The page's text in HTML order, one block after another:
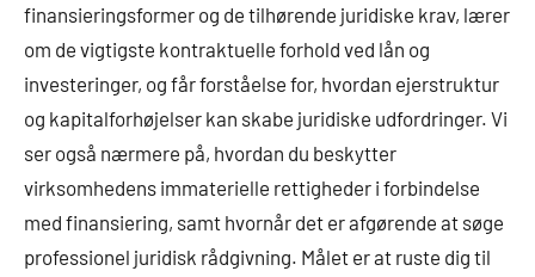
finansieringsformer og de tilhørende juridiske krav, lærer
om de vigtigste kontraktuelle forhold ved lån og
investeringer, og får forståelse for, hvordan ejerstruktur
og kapitalforhøjelser kan skabe juridiske udfordringer. Vi
ser også nærmere på, hvordan du beskytter
virksomhedens immaterielle rettigheder i forbindelse
med finansiering, samt hvornår det er afgørende at søge
professionel juridisk rådgivning. Målet er at ruste dig til